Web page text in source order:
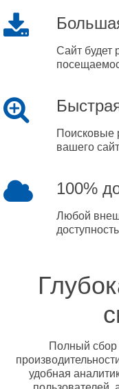
Сайт будет
Поисковые
вашего
100%
Любой
Полный сбор
удобная